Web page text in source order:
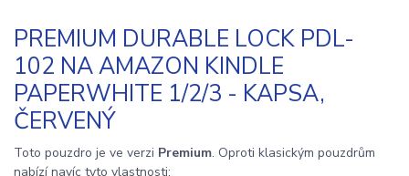
PREMIUM DURABLE LOCK PDL-
102 NA AMAZON KINDLE
PAPERWHITE 1/2/3 - KAPSA,
ČERVENÝ
Toto pouzdro je ve verzi Premium. Oproti klasickým pouzdrům
nabízí navíc tyto vlastnosti: